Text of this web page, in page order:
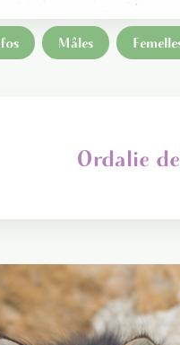
Mâles
Ordalie